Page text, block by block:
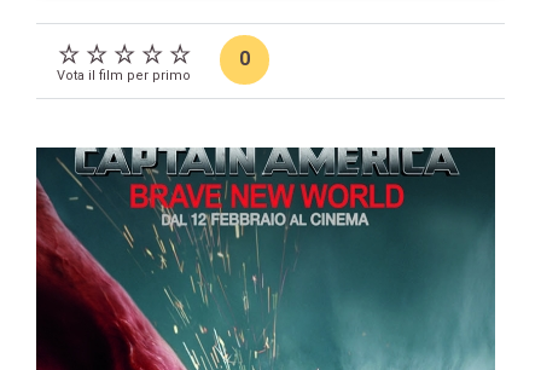
Vota il film per primo
0